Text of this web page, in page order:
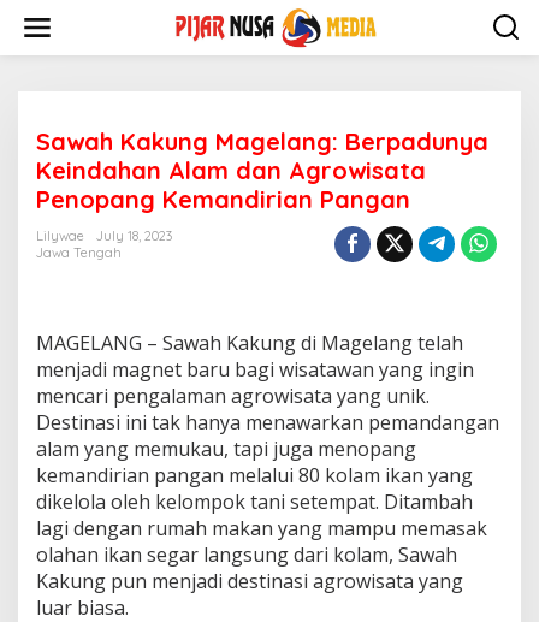
content
Sawah Kakung Magelang: Berpadunya
Keindahan Alam dan Agrowisata
Penopang Kemandirian Pangan
Lilywae
July 18, 2023
Jawa Tengah
MAGELANG – Sawah Kakung di Magelang telah
menjadi magnet baru bagi wisatawan yang ingin
mencari pengalaman agrowisata yang unik.
Destinasi ini tak hanya menawarkan pemandangan
alam yang memukau, tapi juga menopang
kemandirian pangan melalui 80 kolam ikan yang
dikelola oleh kelompok tani setempat. Ditambah
lagi dengan rumah makan yang mampu memasak
olahan ikan segar langsung dari kolam, Sawah
Kakung pun menjadi destinasi agrowisata yang
luar biasa.